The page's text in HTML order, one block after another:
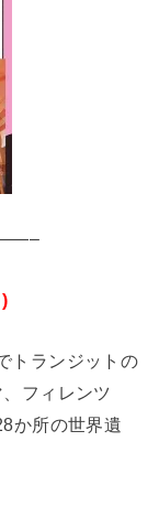
トランジットの
フィレンツ
か所の世界遺